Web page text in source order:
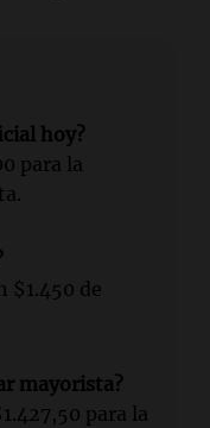
hoy?
para la
$1.450 de
mayorista?
para la